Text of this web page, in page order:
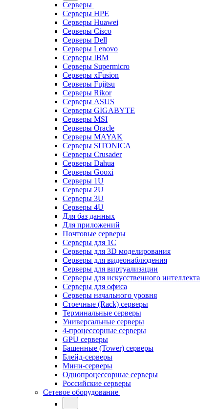
Серверы
Серверы HPE
Серверы Huawei
Серверы Cisco
Серверы Dell
Серверы Lenovo
Серверы IBM
Серверы Supermicro
Серверы xFusion
Серверы Fujitsu
Серверы Rikor
Серверы ASUS
Серверы GIGABYTE
Серверы MSI
Серверы Oracle
Серверы MAYAK
Серверы SITONICA
Серверы Crusader
Серверы Dahua
Серверы Gooxi
Серверы 1U
Серверы 2U
Серверы 3U
Серверы 4U
Для баз данных
Для приложений
Почтовые серверы
Серверы для 1С
Серверы для 3D моделирования
Серверы для видеонаблюдения
Серверы для виртуализации
Серверы для искусственного интеллекта
Серверы для офиса
Серверы начального уровня
Стоечные (Rack) серверы
Терминальные серверы
Универсальные серверы
4-процессорные серверы
GPU серверы
Башенные (Tower) серверы
Блейд-серверы
Мини-серверы
Однопроцессорные серверы
Российские серверы
Сетевое оборудование